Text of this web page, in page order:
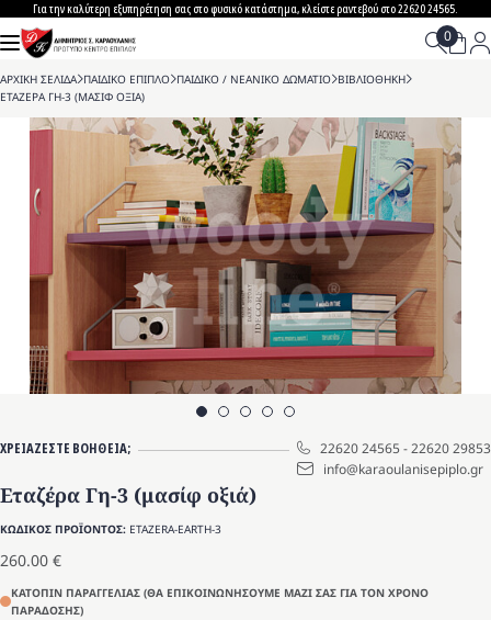
to
content
Για την καλύτερη εξυπηρέτηση σας στο φυσικό κατάστημα, κλείστε ραντεβού στο 22620 24565.
ΑΡΧΙΚΗ ΣΕΛΙΔΑ>ΠΑΙΔΙΚΟ ΕΠΙΠΛΟ>ΠΑΙΔΙΚΟ / ΝΕΑΝΙΚΟ ΔΩΜΑΤΙΟ>ΒΙΒΛΙΟΘΗΚΗ>
ΕΤΑΖΕΡΑ ΓΗ-3 (ΜΑΣΙΦ ΟΞΙΑ)
ΧΡΕΙΑΖΕΣΤΕ ΒΟΗΘΕΙΑ; 22620 24565-22620 29853
info@karaoulanisepiplo.gr
Εταζέρα Γη-3 (μασίφ οξιά)
ΚΩΔΙΚΟΣ ΠΡΟΪΟΝΤΟΣ: ETAZERA-EARTH-3
260.00 €
ΚΑΤΟΠΙΝ ΠΑΡΑΓΓΕΛΙΑΣ (ΘΑ ΕΠΙΚΟΙΝΩΝΗΣΟΥΜΕ ΜΑΖΙ ΣΑΣ ΓΙΑ ΤΟΝ ΧΡΟΝΟ
ΠΑΡΑΔΟΣΗΣ)